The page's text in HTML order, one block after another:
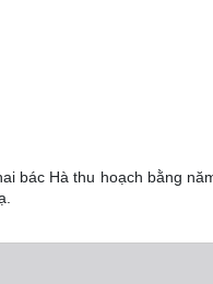
bác Hà thu hoạch bằng